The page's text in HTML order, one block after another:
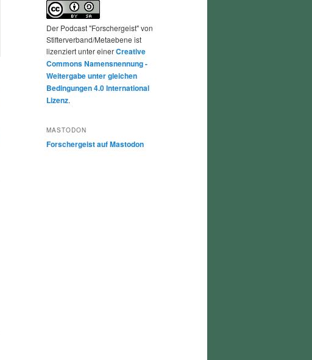
Der Podcast "Forschergeist" von
Stifterverband/Metaebene ist
lizenziert unter einerCreative
Commons Namensnennung -
Weitergabe unter gleichen
Bedingungen 4.0 International
Lizenz.
MASTODON
Forschergeist auf Mastodon